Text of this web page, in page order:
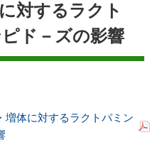
対するラクト
ド－ズの影響
増体に対するラクトパミン